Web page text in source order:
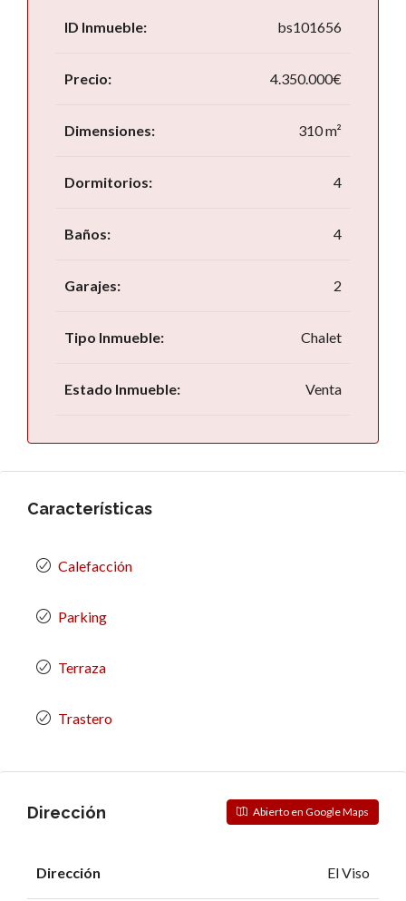
ID Inmueble: bs101656
Precio: 4.350.000€
Dimensiones: 310 m²
Dormitorios: 4
Baños: 4
Garajes: 2
Tipo Inmueble: Chalet
Estado Inmueble: Venta
Características
Calefacción
Parking
Terraza
Trastero
Dirección Abierto en Google Maps
Dirección El Viso